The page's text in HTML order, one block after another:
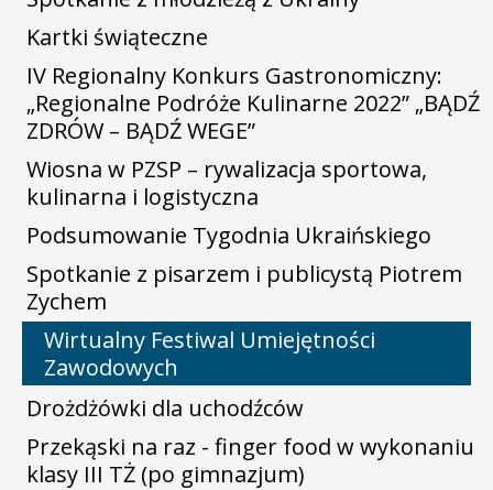
Kartki świąteczne
IV Regionalny Konkurs Gastronomiczny:
„Regionalne Podróże Kulinarne 2022” „BĄDŹ
ZDRÓW – BĄDŹ WEGE”
Wiosna w PZSP – rywalizacja sportowa,
kulinarna i logistyczna
Podsumowanie Tygodnia Ukraińskiego
Spotkanie z pisarzem i publicystą Piotrem
Zychem
Wirtualny Festiwal Umiejętności
Zawodowych
Drożdżówki dla uchodźców
Przekąski na raz - finger food w wykonaniu
klasy III TŻ (po gimnazjum)